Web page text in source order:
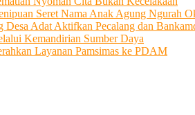
Seret Nama Anak Agung Ngurah
Adat Aktifkan Pecalang dan
Kemandirian Sumber Daya
Layanan Pamsimas ke PDAM